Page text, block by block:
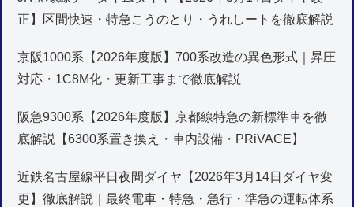
正】区間快速・特急こうのとり・うれしートを徹底解説
京阪1000系【2026年度版】700系改造の異色形式｜昇圧
対応・1C8M化・更新工事まで徹底解説
阪急9300系【2026年度版】京都線特急の新標準車を徹
底解説【6300系置き換え・車内設備・PRiVACE】
近鉄名古屋線平日夜間ダイヤ【2026年3月14日ダイヤ変
更】徹底解説｜最終電車・特急・急行・準急の運転体系